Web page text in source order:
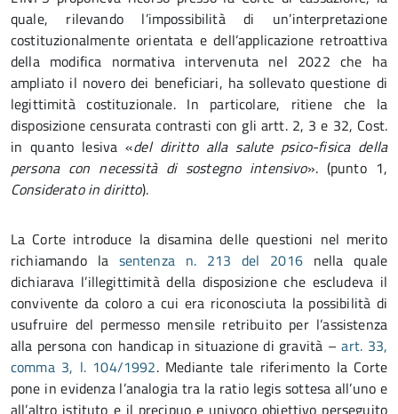
quale, rilevando l’impossibilità di un’interpretazione
costituzionalmente orientata e dell’applicazione retroattiva
della modifica normativa intervenuta nel 2022 che ha
ampliato il novero dei beneficiari, ha sollevato questione di
legittimità costituzionale. In particolare, ritiene che la
disposizione censurata contrasti con gli artt. 2, 3 e 32, Cost.
in quanto lesiva «del diritto alla salute psico-fisica della
persona con necessità di sostegno intensivo». (punto 1,
Considerato in diritto).
La Corte introduce la disamina delle questioni nel merito
richiamando la sentenza n. 213 del 2016nella quale
dichiarava l’illegittimità della disposizione che escludeva il
convivente da coloro a cui era riconosciuta la possibilità di
usufruire del permesso mensile retribuito per l’assistenza
alla persona con handicap in situazione di gravità –art. 33,
comma 3, l. 104/1992. Mediante tale riferimento la Corte
pone in evidenza l’analogia tra la ratio legis sottesa all’uno e
all’altro istituto e il precipuo e univoco obiettivo perseguito